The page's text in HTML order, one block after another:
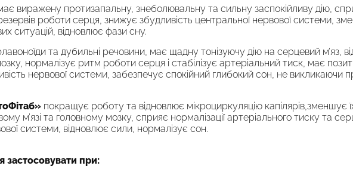
виражену протизапальну, знеболювальну та сильну заспокійливу дію,
роботи серця, знижує збудливість центральної нервової системи,
ситуацій, відновлює фази сну.
та дубильні речовини, має щадну тонізуючу дію на серцевий м’яз,
нормалізує ритм роботи серця і стабілізує артеріальний тиск, має
нервової системи, забезпечує спокійний глибокий сон, не викликаючи
покращує роботу та відновлює мікроциркуляцію капілярів,зменшує
м’язі та головному мозку, сприяє нормалізації артеріального тиску та
системи, відновлює сили, нормалізує сон.
застосовувати при: